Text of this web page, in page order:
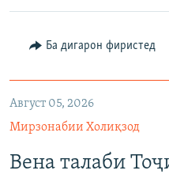
Ба дигарон фиристед
Август 05, 2026
Мирзонабии Холиқзод
Вена талаби